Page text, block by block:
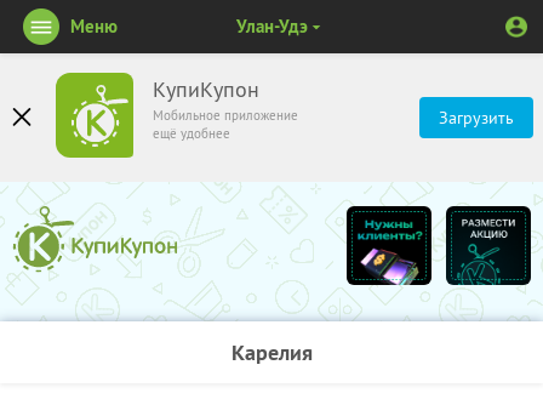
КупиКупон
Мобильное приложение
ещё удобнее
Загрузить
Меню Улан-Удэ
Карелия